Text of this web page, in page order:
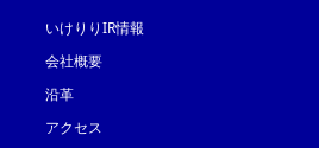
いけりりIR情報
会社概要
沿革
アクセス